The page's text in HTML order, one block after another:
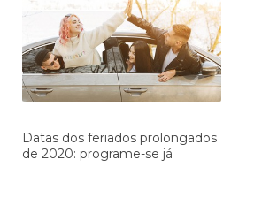
Datas dos feriados prolongados
de 2020: programe-se já